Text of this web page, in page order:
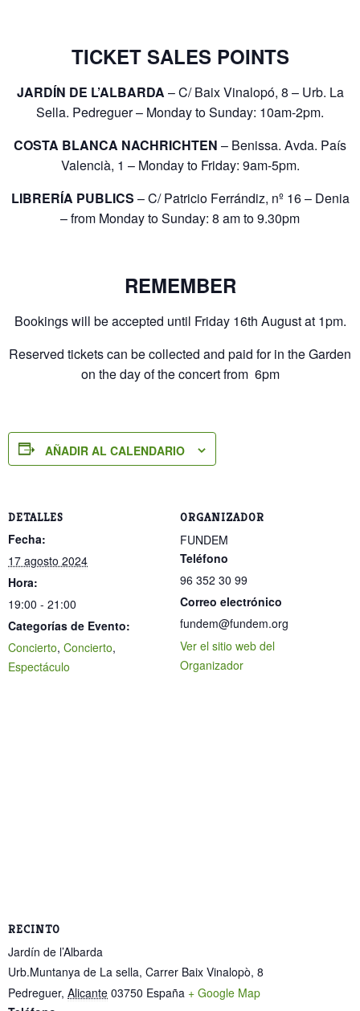
TICKET SALES POINTS
JARDÍN DE L’ALBARDA – C/ Baix Vinalopó, 8 – Urb. La
Sella. Pedreguer – Monday to Sunday: 10am-2pm.
COSTA BLANCA NACHRICHTEN – Benissa. Avda. País
Valencià, 1 – Monday to Friday: 9am-5pm.
LIBRERÍA PUBLICS – C/ Patricio Ferrándiz, nº 16 – Denia
– from Monday to Sunday: 8 am to 9.30pm
REMEMBER
Bookings will be accepted until Friday 16th August at 1pm.
Reserved tickets can be collected and paid for in the Garden
on the day of the concert from 6pm
AÑADIR AL CALENDARIO
DETALLES
Fecha:
17 agosto 2024
Hora:
19:00 - 21:00
Categorías de Evento:
Concierto, Concierto,
Espectáculo
ORGANIZADOR
FUNDEM
Teléfono
96 352 30 99
Correo electrónico
fundem@fundem.org
Ver el sitio web del
Organizador
RECINTO
Jardín de l’Albarda
Urb.Muntanya de La sella, Carrer Baix Vinalopò, 8
Pedreguer, Alicante 03750 España + Google Map